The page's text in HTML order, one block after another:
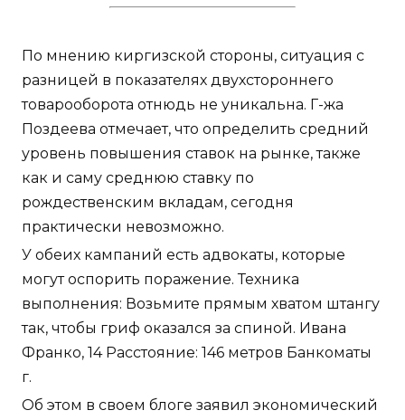
По мнению киргизской стороны, ситуация с
разницей в показателях двухстороннего
товарооборота отнюдь не уникальна. Г-жа
Поздеева отмечает, что определить средний
уровень повышения ставок на рынке, также
как и саму среднюю ставку по
рождественским вкладам, сегодня
практически невозможно.
У обеих кампаний есть адвокаты, которые
могут оспорить поражение. Техника
выполнения: Возьмите прямым хватом штангу
так, чтобы гриф оказался за спиной. Ивана
Франко, 14 Расстояние: 146 метров Банкоматы
г.
Об этом в своем блоге заявил экономический